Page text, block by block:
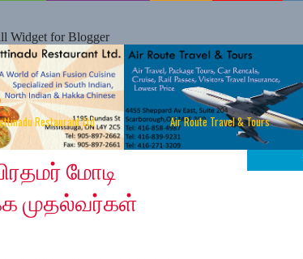
Restaurant Ltd Air Route Travel & Tours
மோடி
முதல்வர்கள்